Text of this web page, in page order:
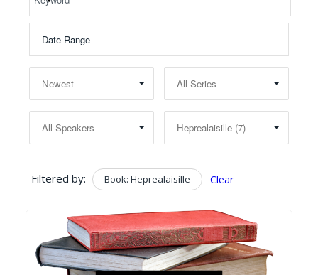
Filtered by: Book: Heprealaisille Clear